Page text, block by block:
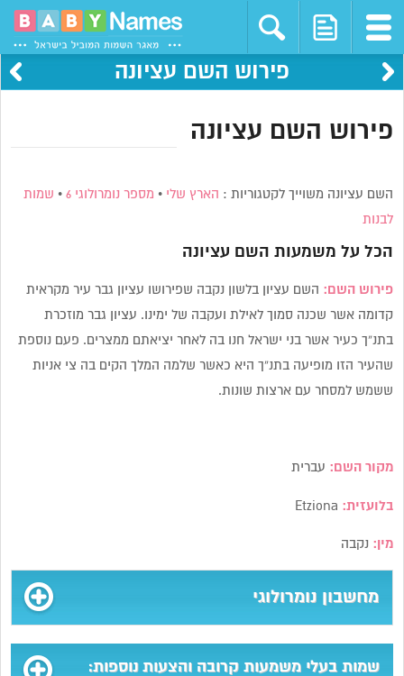
פירוש השם עציונה
פירוש השם עציונה
השם עציונה משוייך לקטגוריות : הארץ שלי • מספר נומרולוגי 6 • שמות
לבנות
הכל על משמעות השם עציונה
פירוש השם: השם עציון בלשון נקבה שפירושו עציון גבר עיר מקראית
קדומה אשר שכנה סמוך לאילת ועקבה של ימינו. עציון גבר מוזכרת
בתנ”ך כעיר אשר בני ישראל חנו בה לאחר יציאתם ממצרים. פעם נוספת
שהעיר הזו מופיעה בתנ”ך היא כאשר שלמה המלך הקים בה צי אניות
ששמש למסחר עם ארצות שונות.
מקור השם: עברית
בלועזית:
מין: נקבה
מחשבון נומרולוגי
שמות בעלי משמעות קרובה והצעות נוספות: